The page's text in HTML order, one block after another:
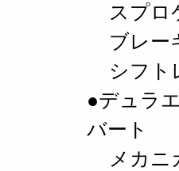
スプロ
ブレー
シフト
●デュラ
バート
メカニ